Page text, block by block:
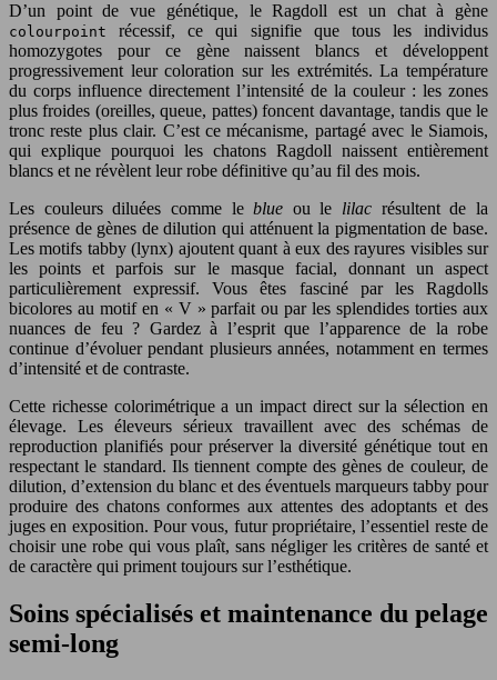
D’un point de vue génétique, le Ragdoll est un chat à gène
colourpoint
récessif, ce qui signifie que tous les individus
homozygotes pour ce gène naissent blancs et développent
progressivement leur coloration sur les extrémités. La température
du corps influence directement l’intensité de la couleur : les zones
plus froides (oreilles, queue, pattes) foncent davantage, tandis que le
tronc reste plus clair. C’est ce mécanisme, partagé avec le Siamois,
qui explique pourquoi les chatons Ragdoll naissent entièrement
blancs et ne révèlent leur robe définitive qu’au fil des mois.
Les couleurs diluées comme leblue ou le lilac résultent de la
présence de gènes de dilution qui atténuent la pigmentation de base.
Les motifs tabby (lynx) ajoutent quant à eux des rayures visibles sur
les points et parfois sur le masque facial, donnant un aspect
particulièrement expressif. Vous êtes fasciné par les Ragdolls
bicolores au motif en « V » parfait ou par les splendides torties aux
nuances de feu ? Gardez à l’esprit que l’apparence de la robe
continue d’évoluer pendant plusieurs années, notamment en termes
d’intensité et de contraste.
Cette richesse colorimétrique a un impact direct sur la sélection en
élevage. Les éleveurs sérieux travaillent avec des schémas de
reproduction planifiés pour préserver la diversité génétique tout en
respectant le standard. Ils tiennent compte des gènes de couleur, de
dilution, d’extension du blanc et des éventuels marqueurs tabby pour
produire des chatons conformes aux attentes des adoptants et des
juges en exposition. Pour vous, futur propriétaire, l’essentiel reste de
choisir une robe qui vous plaît, sans négliger les critères de santé et
de caractère qui priment toujours sur l’esthétique.
Soins spécialisés et maintenance du pelage
semi-long